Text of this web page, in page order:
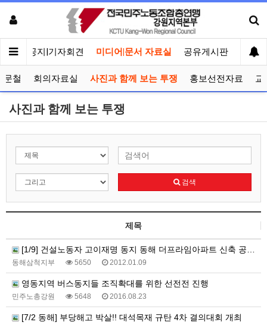
인 공지|기자회견 미디어|문서 자료실 공유게시판 선거
문철 회의자료실 사진과 함께 보는 투쟁 홍보선전자료 교
사진과 함께 보는 투쟁
검색
제목
[1/9] 건설노동자 고이재명 동지 동해 더프라임아파트 신축 공사현장서 산재 사망, 현장사수 투쟁 진행중
동해삼척지부 5650 2012.01.09
영동지역 버스동지들 조직확대를 위한 선전전 진행
민주노총강원 5648 2016.08.23
[7/2 동해] 부당해고 박살!! 대석목재 규탄 4차 결의대회 개최